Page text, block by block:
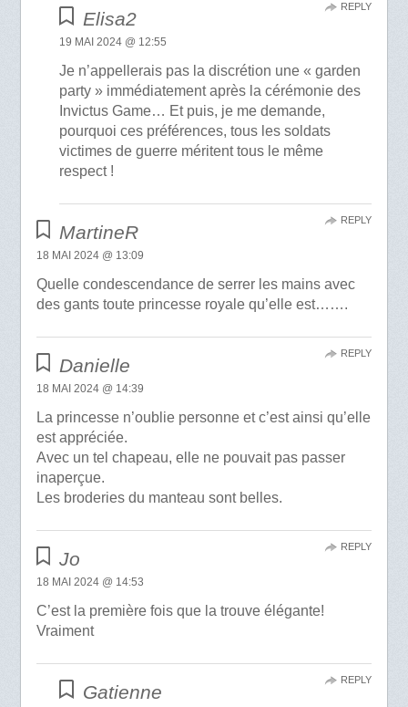
Elisa2
19 MAI 2024 @ 12:55
Je n’appellerais pas la discrétion une « garden
party » immédiatement après la cérémonie des
Invictus Game… Et puis, je me demande,
pourquoi ces préférences, tous les soldats
victimes de guerre méritent tous le même
respect !
REPLY
MartineR
18 MAI 2024 @ 13:09
Quelle condescendance de serrer les mains avec
des gants toute princesse royale qu’elle est…….
REPLY
Danielle
18 MAI 2024 @ 14:39
La princesse n’oublie personne et c’est ainsi qu’elle
est appréciée.
Avec un tel chapeau, elle ne pouvait pas passer
inaperçue.
Les broderies du manteau sont belles.
REPLY
Jo
18 MAI 2024 @ 14:53
C’est la première fois que la trouve élégante!
Vraiment
REPLY
Gatienne
REPLY